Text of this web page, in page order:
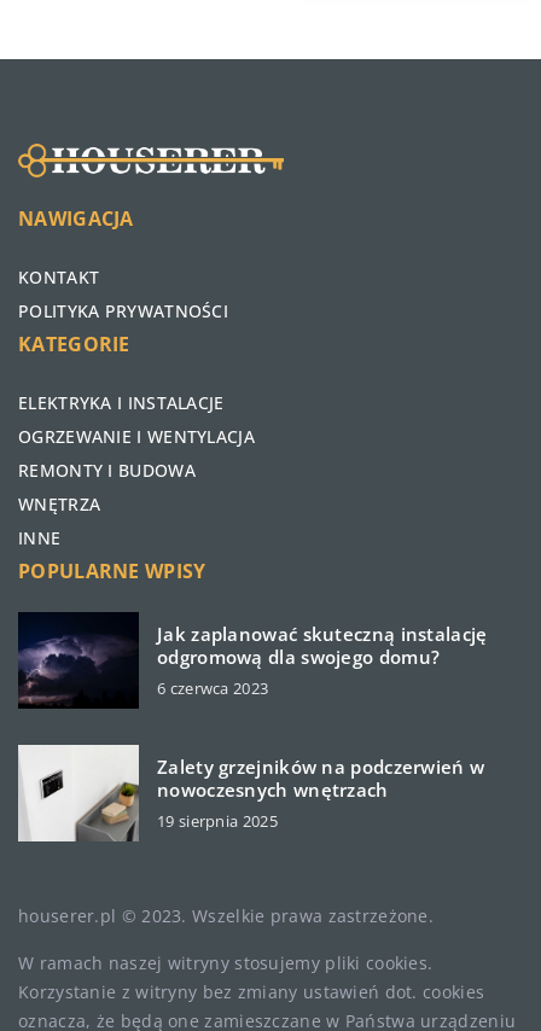
NAWIGACJA
KONTAKT
POLITYKA PRYWATNOŚCI
KATEGORIE
ELEKTRYKA I INSTALACJE
OGRZEWANIE I WENTYLACJA
REMONTY I BUDOWA
WNĘTRZA
INNE
POPULARNE WPISY
Jak zaplanować skuteczną instalację
odgromową dla swojego domu?
6 czerwca 2023
Zalety grzejników na podczerwień w
nowoczesnych wnętrzach
19 sierpnia 2025
houserer.pl © 2023. Wszelkie prawa zastrzeżone.
W ramach naszej witryny stosujemy pliki cookies.
Korzystanie z witryny bez zmiany ustawień dot. cookies
oznacza, że będą one zamieszczane w Państwa urządzeniu